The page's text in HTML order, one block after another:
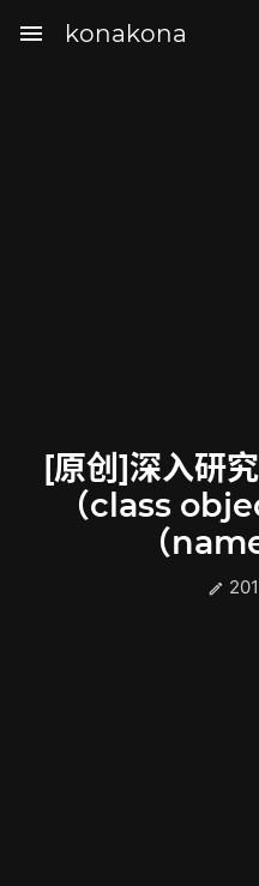
menu konakona
[原创]深入研
（class
（
